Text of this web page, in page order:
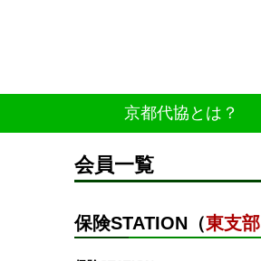
京都代協とは？
会員一覧
保険STATION（東支部